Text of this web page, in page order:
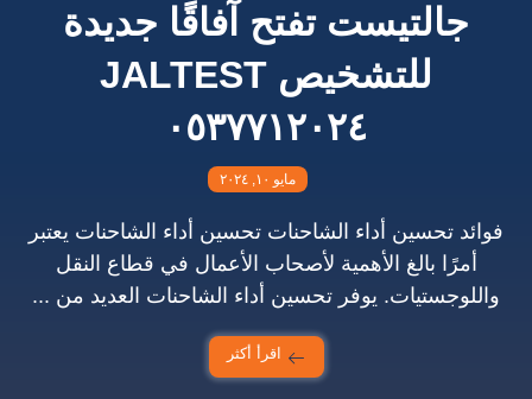
جالتيست تفتح آفاقًا جديدة
للتشخيص JALTEST
٠٥٣٧٧١٢٠٢٤
مايو ١٠, ٢٠٢٤
فوائد تحسين أداء الشاحنات تحسين أداء الشاحنات يعتبر
أمرًا بالغ الأهمية لأصحاب الأعمال في قطاع النقل
واللوجستيات. يوفر تحسين أداء الشاحنات العديد من ...
اقرأ أكثر